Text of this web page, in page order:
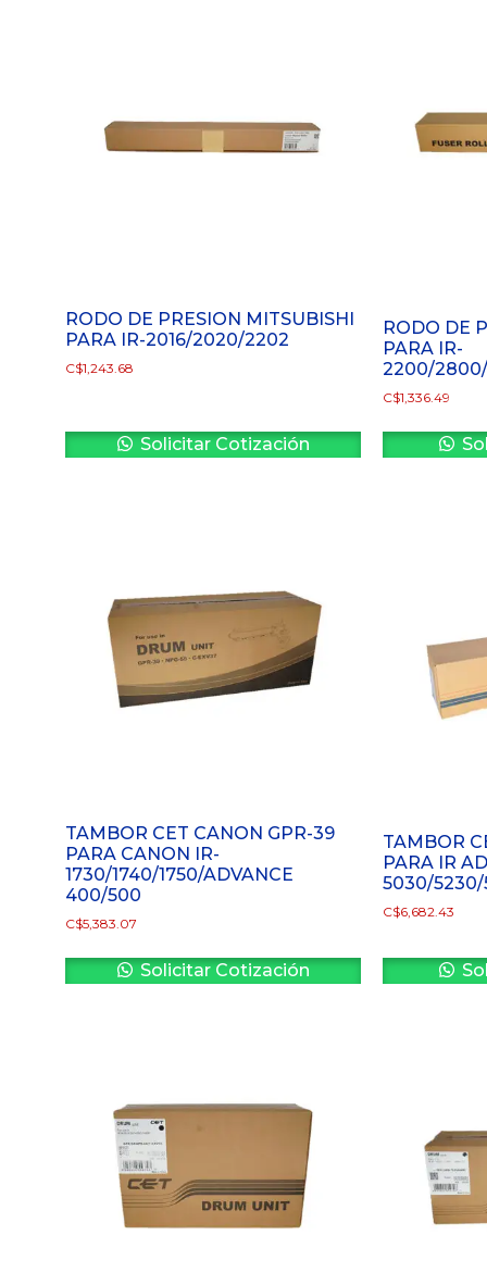
RODO DE PRESION MITSUBISHI
PARA IR-2016/2020/2202
C$1,243.68
Solicitar Cotización
RODO DE
PARA IR-
2200/
C$1,336.49
TAMBOR CET CANON GPR-39
PARA CANON IR-
1730/1740/1750/ADVANCE
400/500
C$5,383.07
Solicitar Cotización
TAMBOR
PARA IR
5030/5230/
C$6,682.43